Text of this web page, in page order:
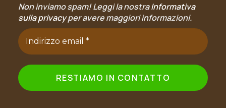
Non inviamo spam! Leggi la nostraInformativa
sulla privacyper avere maggiori informazioni.